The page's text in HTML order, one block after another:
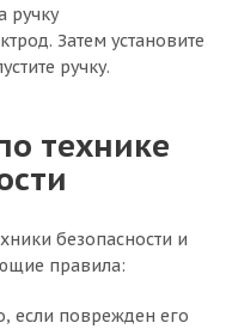
ручку
Затем установите
ручку.
технике
безопасности и
правила:
если поврежден его